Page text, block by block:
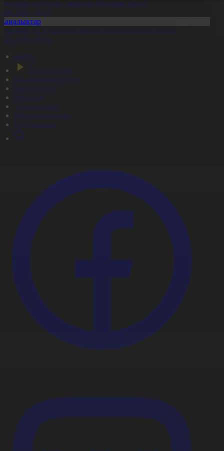
Конституция – жарқын болашақ кепілі
20:11
Үгіт-насихат жұмыстары жалғасып жатыр
20:01
Басты
Тікелей эфир
Бағдарлама кестесі
Жаңалықтар
Жобалар
Телехикаялар
Мультсериалдар
Видеоархив